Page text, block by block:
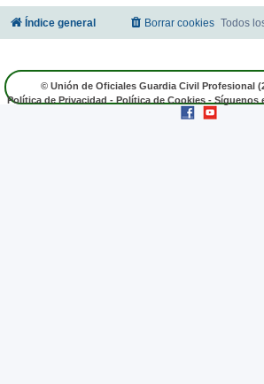
Índice general Todos
Borrar cookies
© Unión de Oficiales Guardia Civil Profesional
Política de Privacidad - Política de Cookies - Síguenos